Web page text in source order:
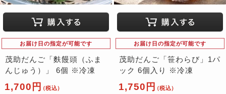
お届け日の指定が可能です
茂助だんご「麩饅頭（ふま
んじゅう）」 6個 ※冷凍
1,700円 （税込）
お届け日の指定が可能です
茂助だんご「笹わらび」1パ
ック 6個入り ※冷凍
1,750円 （税込）